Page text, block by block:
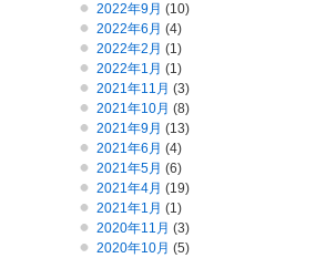
2022年9月 (10)
2022年6月 (4)
2022年2月 (1)
2022年1月 (1)
2021年11月 (3)
2021年10月 (8)
2021年9月 (13)
2021年6月 (4)
2021年5月 (6)
2021年4月 (19)
2021年1月 (1)
2020年11月 (3)
2020年10月 (5)